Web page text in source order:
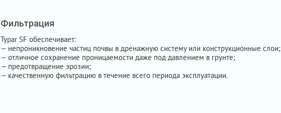
Фильтрация
Typar SF обеспечивает:
— непроникновение частиц почвы в дренажную систему или конструкционные слои;
— отличное сохранение проницаемости даже под давлением в грунте;
— предотвращение эрозии;
— качественную фильтрацию в течение всего периода эксплуатации.